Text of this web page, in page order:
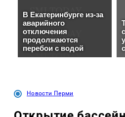
Новости Перми